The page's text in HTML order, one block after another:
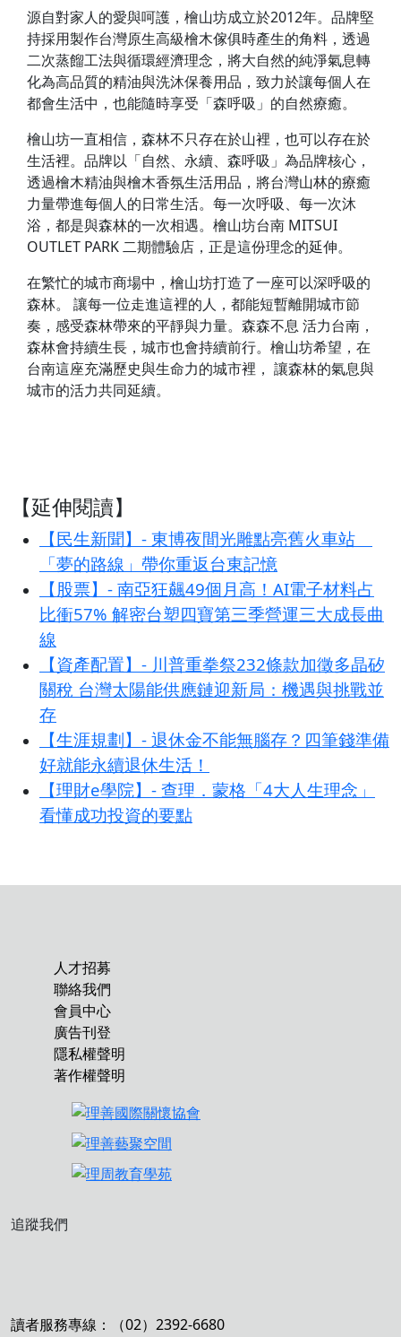
源自對家人的愛與呵護，檜山坊成立於2012年。品牌堅
持採用製作台灣原生高級檜木傢俱時產生的角料，透過
二次蒸餾工法與循環經濟理念，將大自然的純淨氣息轉
化為高品質的精油與洗沐保養用品，致力於讓每個人在
都會生活中，也能隨時享受「森呼吸」的自然療癒。
檜山坊一直相信，森林不只存在於山裡，也可以存在於
生活裡。品牌以「自然、永續、森呼吸」為品牌核心，
透過檜木精油與檜木香氛生活用品，將台灣山林的療癒
力量帶進每個人的日常生活。每一次呼吸、每一次沐
浴，都是與森林的一次相遇。檜山坊台南 MITSUI
OUTLET PARK 二期體驗店，正是這份理念的延伸。
在繁忙的城市商場中，檜山坊打造了一座可以深呼吸的
森林。 讓每一位走進這裡的人，都能短暫離開城市節
奏，感受森林帶來的平靜與力量。森森不息 活力台南，
森林會持續生長，城市也會持續前行。檜山坊希望，在
台南這座充滿歷史與生命力的城市裡， 讓森林的氣息與
城市的活力共同延續。
【延伸閱讀】
【民生新聞】- 東博夜間光雕點亮舊火車站
「夢的路線」帶你重返台東記憶
【股票】- 南亞狂飆49個月高！AI電子材料占
比衝57% 解密台塑四寶第三季營運三大成長曲
線
【資產配置】- 川普重拳祭232條款加徵多晶矽
關稅 台灣太陽能供應鏈迎新局：機遇與挑戰並
存
【生涯規劃】- 退休金不能無腦存？四筆錢準備
好就能永續退休生活！
【理財e學院】- 查理．蒙格「4大人生理念」
看懂成功投資的要點
人才招募
聯絡我們
會員中心
廣告刊登
隱私權聲明
著作權聲明
追蹤我們
讀者服務專線：（02）2392-6680